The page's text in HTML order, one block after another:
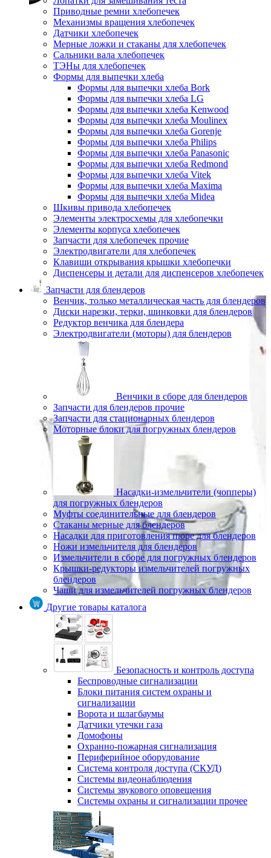
Приводные ремни хлебопечек
Механизмы вращения хлебопечек
Датчики хлебопечек
Мерные ложки и стаканы для хлебопечек
Сальники вала хлебопечек
ТЭНы для хлебопечек
Формы для выпечки хлеба
Формы для выпечки хлеба Bork
Формы для выпечки хлеба LG
Формы для выпечки хлеба Kenwood
Формы для выпечки хлеба Moulinex
Формы для выпечки хлеба Gorenje
Формы для выпечки хлеба Philips
Формы для выпечки хлеба Panasonic
Формы для выпечки хлеба Redmond
Формы для выпечки хлеба Vitek
Формы для выпечки хлеба Maxima
Формы для выпечки хлеба Midea
Шкивы привода хлебопечек
Элементы электросхемы для хлебопечки
Элементы корпуса хлебопечек
Запчасти для хлебопечек прочие
Электродвигатели для хлебопечек
Клавиши открывания крышки хлебопечки
Диспенсеры и детали для диспенсеров хлебопечек
Запчасти для блендеров
Венчик, только металлическая часть для блендеров
Диски нарезки, терки, шинковки для блендеров
Редуктор венчика для блендера
Электродвигатели (моторы) для блендеров
Венчики в сборе для блендеров
Запчасти для блендеров прочие
Запчасти для стационарных блендеров
Моторные блоки для погружных блендеров
Насадки-измельчители (чопперы)
для погружных блендеров
Муфты соединительные для блендеров
Стаканы мерные для блендеров
Насадки для приготовления пюре для блендеров
Ножи измельчителя для блендеров
Измельчители в сборе для погружных блендеров
Крышки-редукторы измельчителей погружных
блендеров
Чаши для измельчителей погружных блендеров
Другие товары каталога
Безопасность и контроль доступа
Беспроводные сигнализации
Блоки питания систем охраны и
сигнализации
Ворота и шлагбаумы
Датчики утечки газа
Домофоны
Охранно-пожарная сигнализация
Периферийное оборудование
Система контроля доступа (СКУД)
Системы видеонаблюдения
Системы звукового оповещения
Системы охраны и сигнализации прочее